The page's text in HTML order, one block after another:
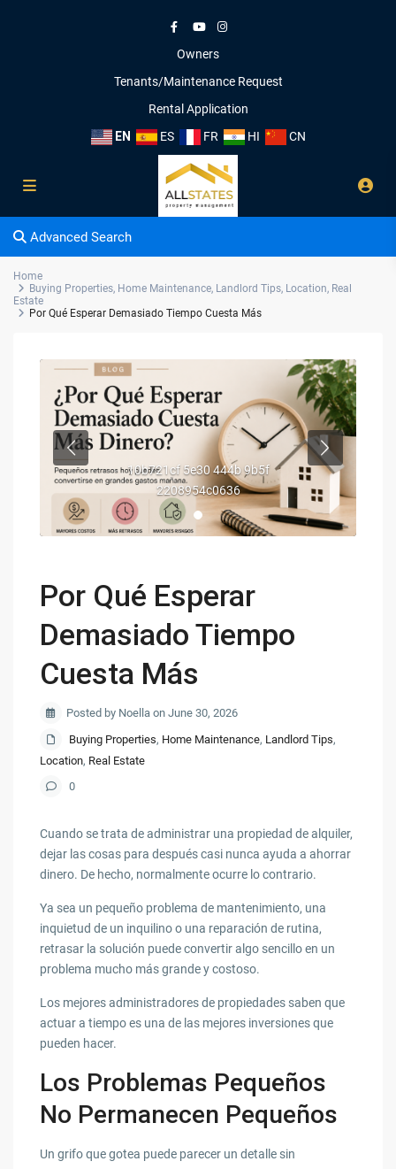
Owners
Tenants/Maintenance Request
Rental Application
EN
ES FR HI CN
Advanced Search
Home
Buying Properties, Home Maintenance, Landlord Tips, Location, Real
Estate
Por Qué Esperar Demasiado Tiempo Cuesta Más
10b721cf 5e30 444b 9b5f
2208954c0636
Por Qué Esperar
Demasiado Tiempo
Cuesta Más
Posted by Noella on June 30, 2026
Buying Properties, Home Maintenance, Landlord Tips,
Location, Real Estate
0
Cuando se trata de administrar una propiedad de alquiler,
dejar las cosas para después casi nunca ayuda a ahorrar
dinero. De hecho, normalmente ocurre lo contrario.
Ya sea un pequeño problema de mantenimiento, una
inquietud de un inquilino o una reparación de rutina,
retrasar la solución puede convertir algo sencillo en un
problema mucho más grande y costoso.
Los mejores administradores de propiedades saben que
actuar a tiempo es una de las mejores inversiones que
pueden hacer.
Los Problemas Pequeños
No Permanecen Pequeños
Un grifo que gotea puede parecer un detalle sin